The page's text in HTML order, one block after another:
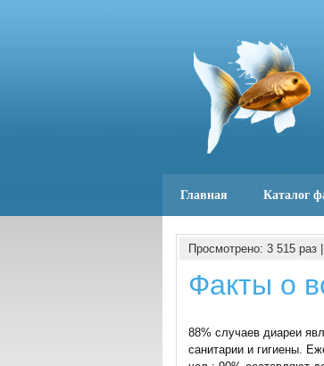
Главная Каталог
Просмотрено: 3 515 раз
Факты о
88% случаев диареи
санитарии и гигиены.